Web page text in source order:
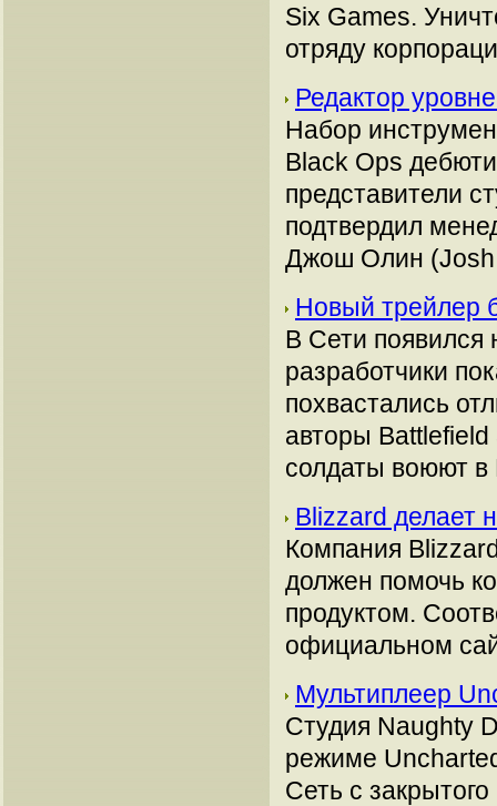
Six Games.
отряду
Редактор
Набор
Black Ops
представители
подтвердил
Джош Олин (Josh
Новый трейлер
В Сети появился
разработчики
похвастались
авторы
солдаты воюют в
Blizzard делает
Компания
должен помочь
продуктом.
официальном
Мультиплеер
Студия Naughty
режиме
Сеть с